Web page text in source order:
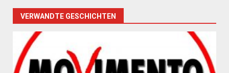
VERWANDTE GESCHICHTEN